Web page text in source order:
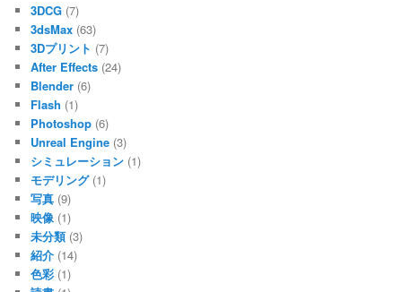
3DCG (7)
3dsMax (63)
3Dプリント (7)
After Effects (24)
Blender (6)
Flash (1)
Photoshop (6)
Unreal Engine (3)
シミュレーション (1)
モデリング(1)
写真 (9)
映像 (1)
未分類(3)
紹介 (14)
色彩 (1)